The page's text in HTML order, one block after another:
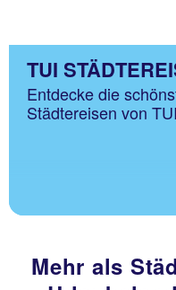
TUI
Entdecke die
Städtereisen von
Mehr als